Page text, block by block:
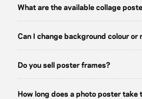
What are the available collage
Can I change background colour
Do you sell poster frames?
How long does a photo poster take